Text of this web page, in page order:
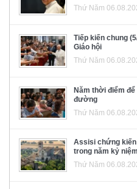
Thứ Năm
Tiếp kiến chung
Giáo hội
Thứ Năm
Năm thời điểm
đường
Thứ Năm
Assisi chứng
trong năm kỷ
Thứ Năm